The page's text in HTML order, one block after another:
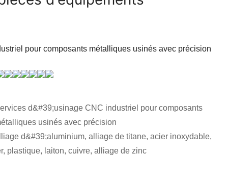
pour composants métalliques usinés avec précision
d&#39;usinage CNC industriel pour composants
usinés avec précision
d&#39;aluminium, alliage de titane, acier inoxydable,
plastique, laiton, cuivre, alliage de zinc